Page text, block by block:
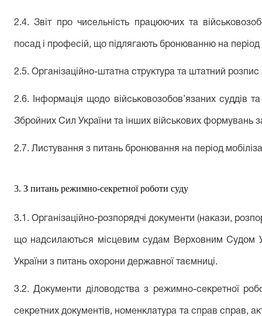
2.4. Звіт про чисельність працюючих та
посад і професій, що підлягають бронюванню на період
2.5. Організаційно-штатна структура та штатний розпис
2.6. Інформація щодо військовозобов’язаних суддів
Збройних Сил України та інших військових формувань
2. 7 . Листування з питань бронювання на період
3. З питань режимно-секретної роботи суду
3.1. Організаційно-розпорядч документи (накази,
що надсилаються місцевим судам Верховним Судом
України з питань охорони державної таємниці.
3.2. Документи діловодства з режимно-секретної
секретних документів, номенклатура та справ справ,